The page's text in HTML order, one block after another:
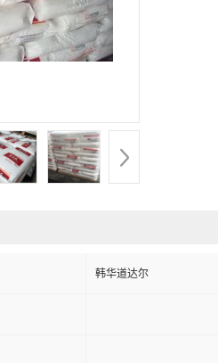
韩华道达尔